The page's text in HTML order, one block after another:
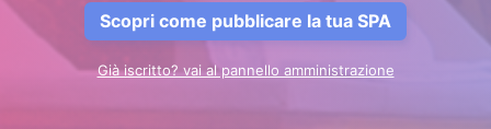
Scopri come pubblicare la tua SPA
Già iscritto? vai al pannello amministrazione